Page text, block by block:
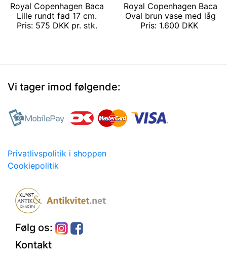
Royal Copenhagen Baca
Lille rundt fad 17 cm.
Pris: 575 DKK pr. stk.
Royal Copenhagen Baca
Oval brun vase med låg
Pris: 1.600 DKK
Vi tager imod følgende:
Privatlivspolitik i shoppen
Cookiepolitik
Følg os:
Kontakt